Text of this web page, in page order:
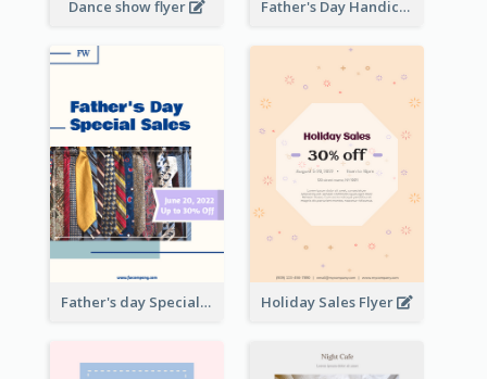
Dance show flyer Father's Day Handicrafts Workshop Flyer
Father's day Special Sale Flyer Holiday Sales Flyer